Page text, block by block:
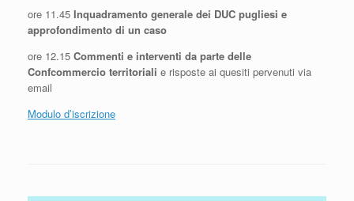
ore 11.45 Inquadramento generale dei DUC pugliesi e
approfondimento di un caso
ore 12.15 Commenti e interventi da parte delle
Confcommercio territoriali e risposte ai quesiti pervenuti via
email
Modulo d’iscrizione